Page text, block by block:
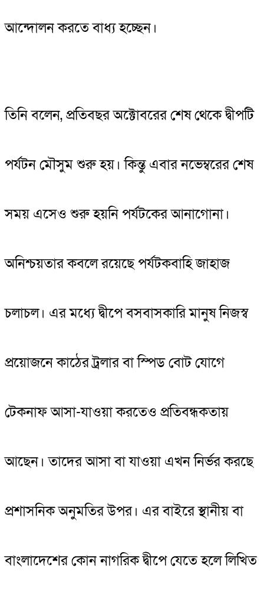
আন্দোলন করতে বাধ্য হচ্ছেন।
তিনি বলেন, প্রতিবছর অক্টোবরের শেষ থেকে দ্বীপটি
পর্যটন মৌসুম শুরু হয়। কিন্তু এবার নভেম্বরের শেষ
সময় এসেও শুরু হয়নি পর্যটকের আনাগোনা।
অনিশ্চয়তার কবলে রয়েছে পর্যটকবাহি জাহাজ
চলাচল। এর মধ্যে দ্বীপে বসবাসকারি মানুষ নিজস্ব
প্রয়োজনে কাঠের ট্রলার বা স্পিড বোট যোগে
টেকনাফ আসা-যাওয়া করতেও প্রতিবন্ধকতায়
আছেন। তাদের আসা বা যাওয়া এখন নির্ভর করছে
প্রশাসনিক অনুমতির উপর। এর বাইরে স্থানীয় বা
বাংলাদেশের কোন নাগরিক দ্বীপে যেতে হলে লিখিত